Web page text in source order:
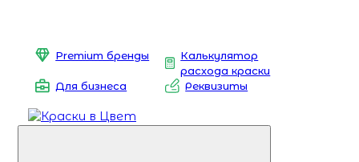
Premium бренды
Калькулятор
расхода краски
Для бизнеса
Реквизиты